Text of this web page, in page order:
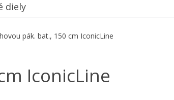
diely
pák. bat., 150 cm IconicLine
IconicLine